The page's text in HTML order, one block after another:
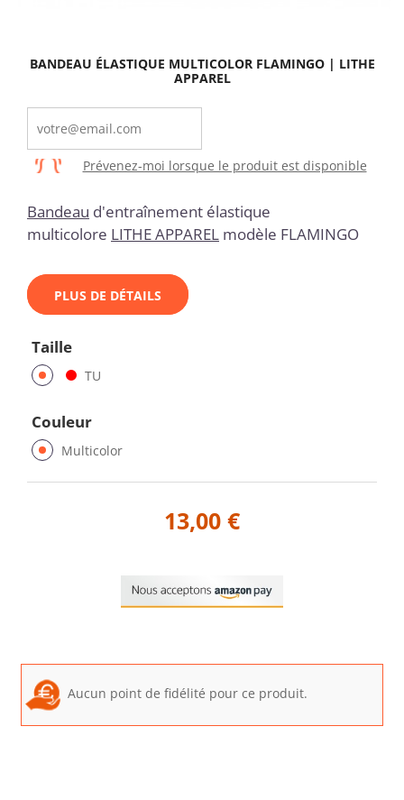
BANDEAU ÉLASTIQUE MULTICOLOR FLAMINGO | LITHE
APPAREL
Prévenez-moi lorsque le produit est disponible
Bandeau d'entraînement élastique
multicolore LITHE APPAREL modèle FLAMINGO
PLUS DE DÉTAILS
Taille
TU
Couleur
Multicolor
13,00 €
Aucun point de fidélité pour ce produit.